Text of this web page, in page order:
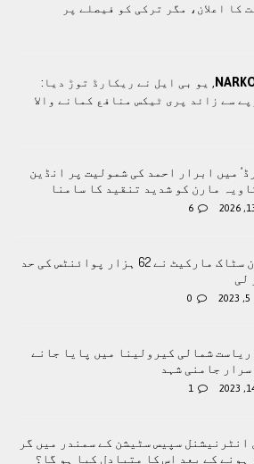
کا اعلان، مگر ترکی کو فیصلے پر
1, یو بی ایل نے ریکارڈ توڑ دیا:
100 ارب روپے سے زائد پری ٹیکس منافع کمانے والا
میں ابرار احمد کی شمولیت پر انڈین
مارن کو شدید تنقید کا سامنا
6
پاکستان سٹاک مارکیٹ نے 62 ہزار پوائنٹس کی حد
لی
0
ریاست شمالی کیرولینا میں پایا جانے
جامنی شہد
1
میں انٹرنیشنل سپیس سٹیشن کے سمندر میں گر
ہونے کے بعد اس کا متبادل کیا ہو گا؟